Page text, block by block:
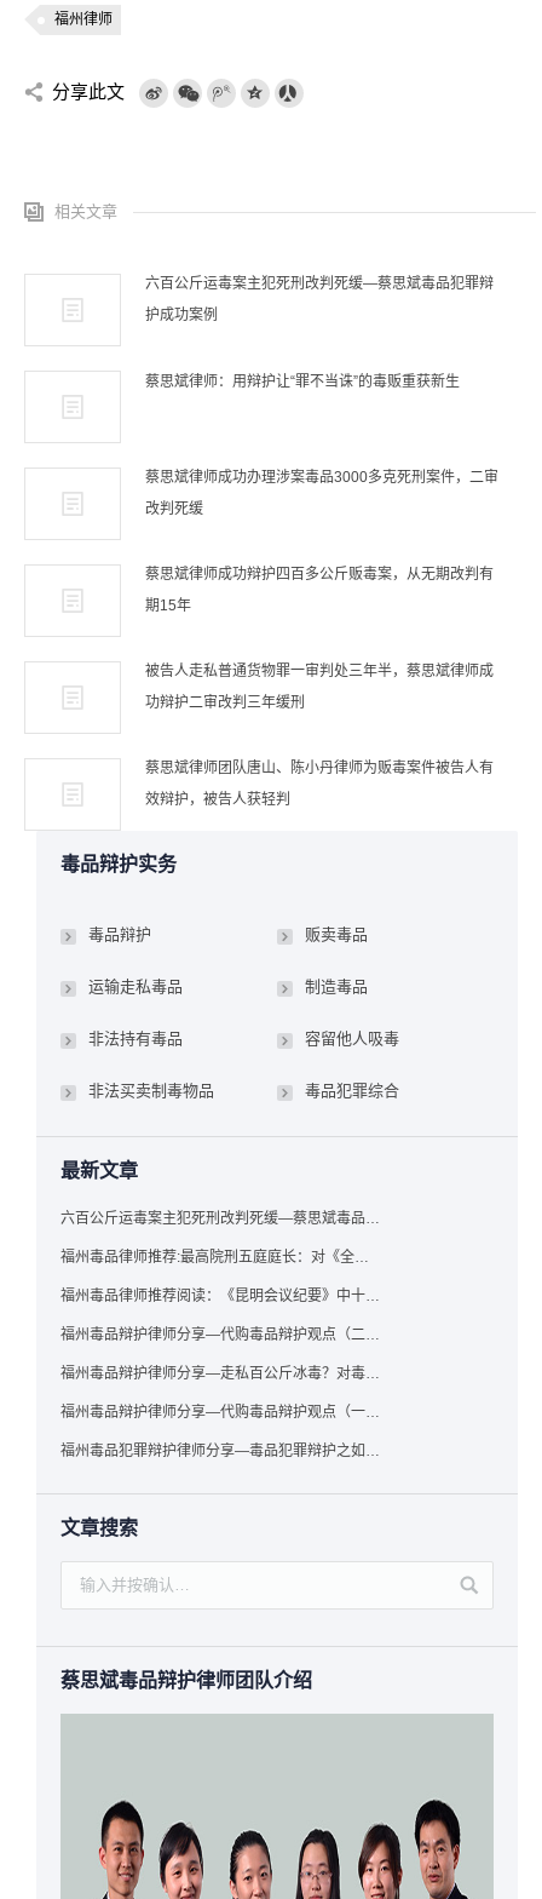
福州律师
分享此文
相关文章
六百公斤运毒案主犯死刑改判死缓—蔡思斌毒品犯罪辩
护成功案例
蔡思斌律师：用辩护让“罪不当诛”的毒贩重获新生
蔡思斌律师成功办理涉案毒品3000多克死刑案件，二审
改判死缓
蔡思斌律师成功辩护四百多公斤贩毒案，从无期改判有
期15年
被告人走私普通货物罪一审判处三年半，蔡思斌律师成
功辩护二审改判三年缓刑
蔡思斌律师团队唐山、陈小丹律师为贩毒案件被告人有
效辩护，被告人获轻判
毒品辩护实务
毒品辩护 贩卖毒品
运输走私毒品 制造毒品
非法持有毒品 容留他人吸毒
非法买卖制毒物品 毒品犯罪综合
最新文章
六百公斤运毒案主犯死刑改判死缓—蔡思斌毒品犯罪辩护成功案例
福州毒品律师推荐:最高院刑五庭庭长：对《全国法院毒品案件审判工作会议纪要》的理解与适用
福州毒品律师推荐阅读：《昆明会议纪要》中十个“意想不到”的规定
福州毒品辩护律师分享—代购毒品辩护观点（二）——“牟利”之辩
福州毒品辩护律师分享—走私百公斤冰毒？对毒品缺失型走私毒品罪案件，该如何有效辩护
福州毒品辩护律师分享—代购毒品辩护观点（一）——“真假”之辩
福州毒品犯罪辩护律师分享—毒品犯罪辩护之如何提炼言辞证据
文章搜索
蔡思斌毒品辩护律师团队介绍